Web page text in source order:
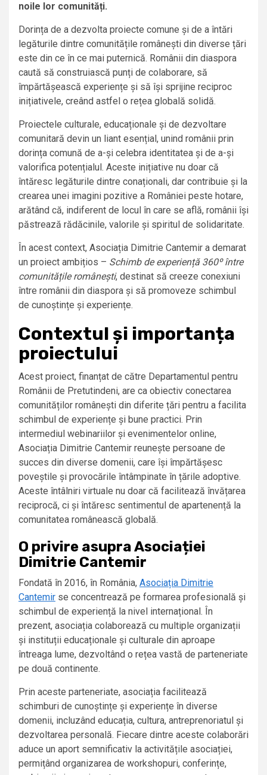
noile lor comunități.
Dorința de a dezvolta proiecte comune și de a întări
legăturile dintre comunitățile românești din diverse țări
este din ce în ce mai puternică. Românii din diaspora
caută să construiască punți de colaborare, să
împărtășească experiențe și să își sprijine reciproc
inițiativele, creând astfel o rețea globală solidă.
Proiectele culturale, educaționale și de dezvoltare
comunitară devin un liant esențial, unind românii prin
dorința comună de a-și celebra identitatea și de a-și
valorifica potențialul. Aceste inițiative nu doar că
întăresc legăturile dintre conaționali, dar contribuie și la
crearea unei imagini pozitive a României peste hotare,
arătând că, indiferent de locul în care se află, românii își
păstrează rădăcinile, valorile și spiritul de solidaritate.
În acest context, Asociația Dimitrie Cantemir a demarat
un proiect ambițios – Schimb de experiență 360º între
comunitățile românești, destinat să creeze conexiuni
între românii din diaspora și să promoveze schimbul
de cunoștințe și experiențe.
Contextul și importanța
proiectului
Acest proiect, finanțat de către Departamentul pentru
Românii de Pretutindeni, are ca obiectiv conectarea
comunităților românești din diferite țări pentru a facilita
schimbul de experiențe și bune practici. Prin
intermediul webinariilor și evenimentelor online,
Asociația Dimitrie Cantemir reunește persoane de
succes din diverse domenii, care își împărtășesc
poveștile și provocările întâmpinate în țările adoptive.
Aceste întâlniri virtuale nu doar că facilitează învățarea
reciprocă, ci și întăresc sentimentul de apartenență la
comunitatea românească globală.
O privire asupra Asociației
Dimitrie Cantemir
Fondată în 2016, în România, Asociația Dimitrie
Cantemir se concentrează pe formarea profesională și
schimbul de experiență la nivel internațional. În
prezent, asociația colaborează cu multiple organizații
și instituții educaționale și culturale din aproape
întreaga lume, dezvoltând o rețea vastă de parteneriate
pe două continente.
Prin aceste parteneriate, asociația facilitează
schimburi de cunoștințe și experiențe în diverse
domenii, incluzând educația, cultura, antreprenoriatul și
dezvoltarea personală. Fiecare dintre aceste colaborări
aduce un aport semnificativ la activitățile asociației,
permițând organizarea de workshopuri, conferințe,